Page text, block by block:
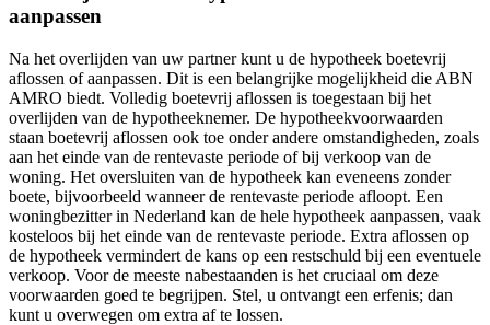
aanpassen
Na het overlijden van uw partner kunt u de hypotheek boetevrij
aflossen of aanpassen. Dit is een belangrijke mogelijkheid die ABN
AMRO biedt. Volledig boetevrij aflossen is toegestaan bij het
overlijden van de hypotheeknemer. De hypotheekvoorwaarden
staan boetevrij aflossen ook toe onder andere omstandigheden, zoals
aan het einde van de rentevaste periode of bij verkoop van de
woning. Het oversluiten van de hypotheek kan eveneens zonder
boete, bijvoorbeeld wanneer de rentevaste periode afloopt. Een
woningbezitter in Nederland kan de hele hypotheek aanpassen, vaak
kosteloos bij het einde van de rentevaste periode. Extra aflossen op
de hypotheek vermindert de kans op een restschuld bij een eventuele
verkoop. Voor de meeste nabestaanden is het cruciaal om deze
voorwaarden goed te begrijpen. Stel, u ontvangt een erfenis; dan
kunt u overwegen om extra af te lossen.